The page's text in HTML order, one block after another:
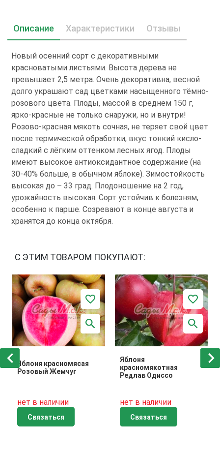
Описание Характеристики Отзывы
Новый осенний сорт с декоративными
красноватыми листьями. Высота дерева не
превышает 2,5 метра. Очень декоративна, весной
долго украшают сад цветками насыщенного тёмно-
розового цвета. Плоды, массой в среднем 150 г,
ярко-красные не только снаружи, но и внутри!
Розово-красная мякоть сочная, не теряет свой цвет
после термической обработки, вкус тонкий кисло-
сладкий с лёгким оттенком лесных ягод. Плоды
имеют высокое антиоксидантное содержание (на
30-40% больше, в обычном яблоке). Зимостойкость
высокая до – 33 град. Плодоношение на 2 год,
урожайность высокая. Сорт устойчив к болезням,
особенно к парше. Созревают в конце августа и
хранятся до конца октября.
С ЭТИМ ТОВАРОМ ПОКУПАЮТ:
Яблоня красномясая
Розовый Жемчуг
нет в наличии
Связаться
Яблоня
красномякотная
Редлав Одиссо
нет в наличии
Связаться